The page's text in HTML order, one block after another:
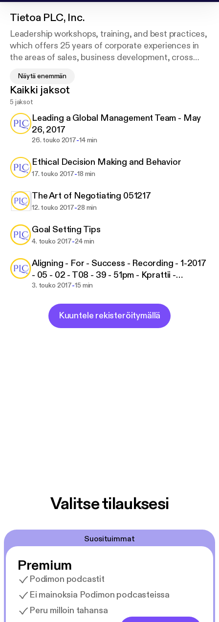
Tietoa PLC, Inc.
Leadership workshops, training, and best practices,
which offers 25 years of corporate experiences in
the areas of sales, business development, cross
management & marketing. Let PLC, Inc. help your
organization raise employee engagement and their
abilities to contribute as a cohesive team. We focus
on People, Passion, and Leadership. We "transform
organizations one at a time."
Näytä enemmän
Kaikki jaksot
5 jaksot
Leading a Global Management Team - May
26, 2017
26. touko 2017-14 min
Ethical Decision Making and Behavior
17. touko 2017-18 min
The Art of Negotiating 051217
12. touko 2017-28 min
Goal Setting Tips
4. touko 2017-24 min
Aligning - For - Success - Recording - 1-2017
- 05 - 02 - T08 - 39 - 51pm - Kprattii -
0h15m46s
3. touko 2017-15 min
Kuuntele rekisteröitymällä
Valitse tilauksesi
Suosituimmat
Premium
Podimon podcastit
Ei mainoksia Podimon podcasteissa
Peru milloin tahansa